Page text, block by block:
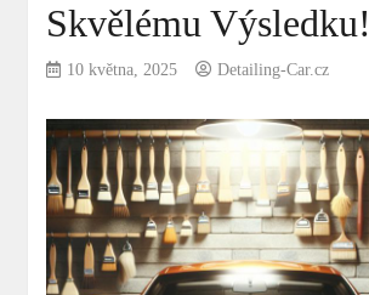
Skvělému Výsledku!
10 května, 2025 Detailing-Car.cz